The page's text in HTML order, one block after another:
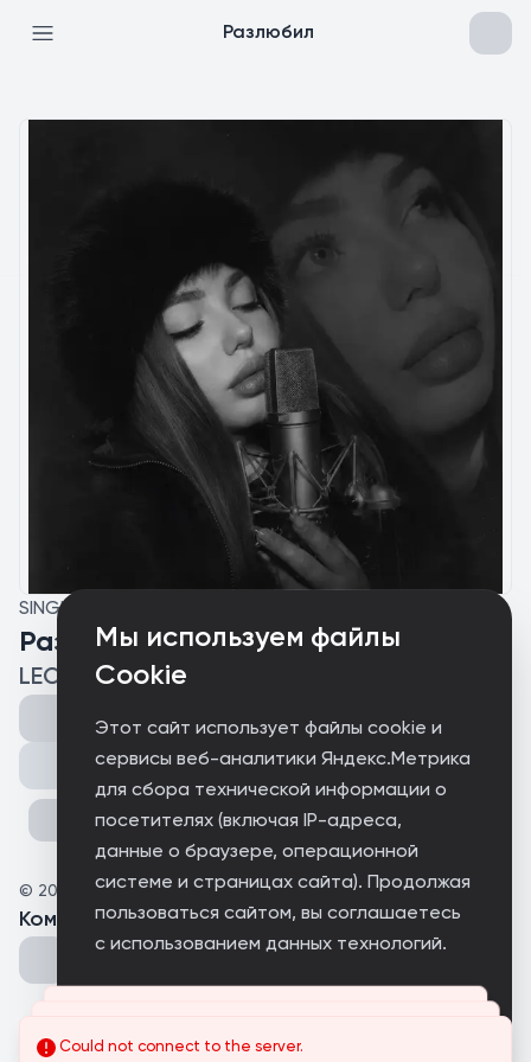
Мы используем файлы
Cookie
Этот сайт использует файлы cookie и
сервисы веб-аналитики Яндекс.Метрика
для сбора технической информации о
посетителях (включая IP-адреса,
данные о браузере, операционной
системе и страницах сайта). Продолжая
пользоваться сайтом, вы соглашаетесь
с использованием данных технологий.
Разлюбил
SINGLE
Разлюбил
LEOLA
Поделиться
© 2026 STUJA
Комментарии(0 )
Could not connect to the server.